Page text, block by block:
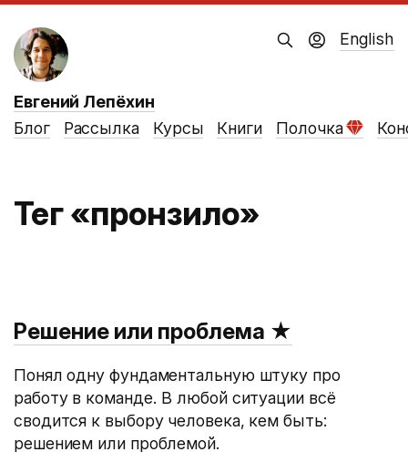
Евгений Лепёхин
Блог
Рассылка Курсы Книги Полочка
English
Тег «пронзило»
Решение или проблема ★
Понял одну фундаментальную штуку про
работу в команде. В любой ситуации всё
сводится к выбору человека, кем быть:
решением или проблемой.